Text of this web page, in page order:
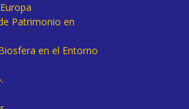
Patrimonio en
en el Entorno